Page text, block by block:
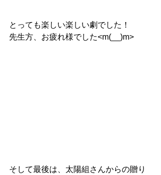
とっても楽しい楽しい劇でした！
先生方、お疲れ様でした<m(__)m>
そして最後は、太陽組さんからの贈り